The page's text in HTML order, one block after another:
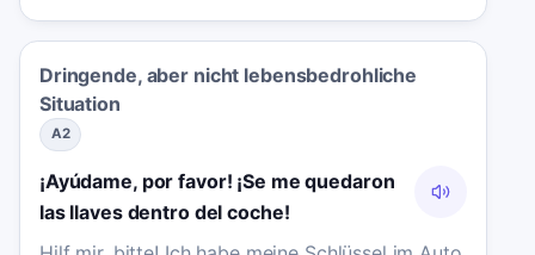
Dringende, aber nicht lebensbedrohliche
Situation
A2
¡Ayúdame, por favor! ¡Se me quedaron
las llaves dentro del coche!